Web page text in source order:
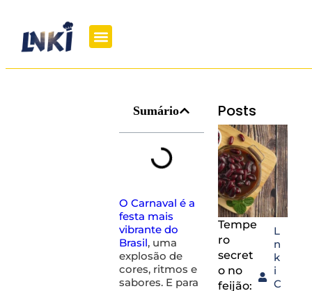
Sumário
O Carnaval é a
festa mais
vibrante do
Brasil, uma
explosão de
cores, ritmos e
sabores. E para
Posts
Tempe
ro
secret
o no
feijão:
L
n
k
i
C